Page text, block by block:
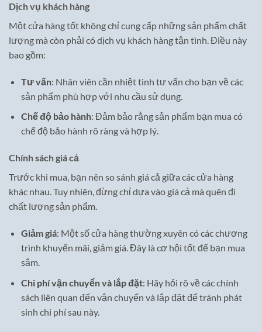
Dịch vụ khách hàng
Một cửa hàng tốt không chỉ cung cấp những sản phẩm chất
lượng mà còn phải có dịch vụ khách hàng tận tình. Điều này
bao gồm:
Tư vấn: Nhân viên cần nhiệt tình tư vấn cho bạn về các
sản phẩm phù hợp với nhu cầu sử dụng.
Chế độ bảo hành: Đảm bảo rằng sản phẩm bạn mua có
chế độ bảo hành rõ ràng và hợp lý.
Chính sách giá cả
Trước khi mua, bạn nên so sánh giá cả giữa các cửa hàng
khác nhau. Tuy nhiên, đừng chỉ dựa vào giá cả mà quên đi
chất lượng sản phẩm.
Giảm giá: Một số cửa hàng thường xuyên có các chương
trình khuyến mãi, giảm giá. Đây là cơ hội tốt để bạn mua
sắm.
Chi phí vận chuyển và lắp đặt: Hãy hỏi rõ về các chính
sách liên quan đến vận chuyển và lắp đặt để tránh phát
sinh chi phí sau này.